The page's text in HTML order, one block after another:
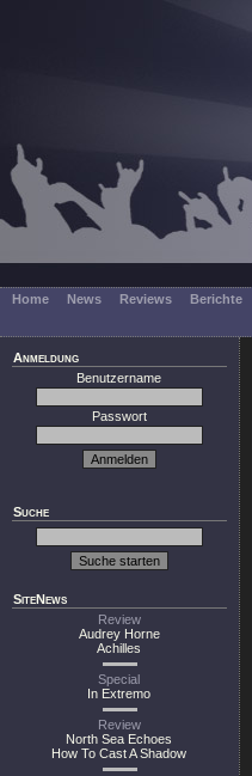
Home News Reviews Berichte
Anmeldung
Benutzername
Passwort
Suche
SiteNews
Review
Audrey Horne
Achilles
Special
In Extremo
Review
North Sea Echoes
How To Cast A Shadow